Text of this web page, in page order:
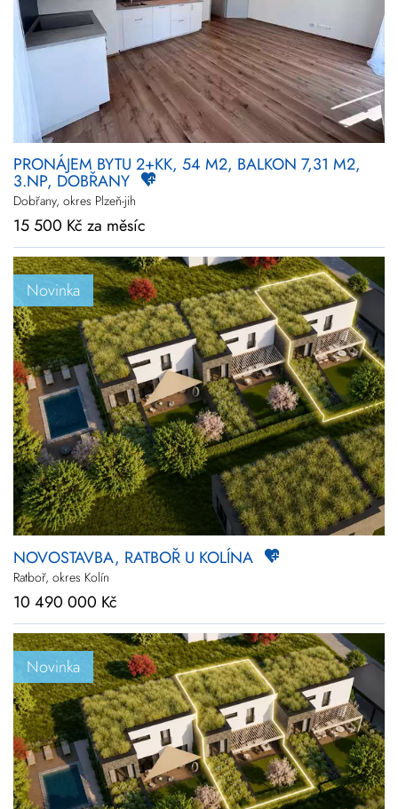
PRONÁJEM BYTU 2+KK, 54 M2, BALKON 7,31 M2,
3.NP, DOBŘANY
Dobřany, okres Plzeň-jih
15 500 Kč za měsíc
Novinka
NOVOSTAVBA, RATBOŘ U KOLÍNA
Ratboř, okres Kolín
10 490 000 Kč
Novinka